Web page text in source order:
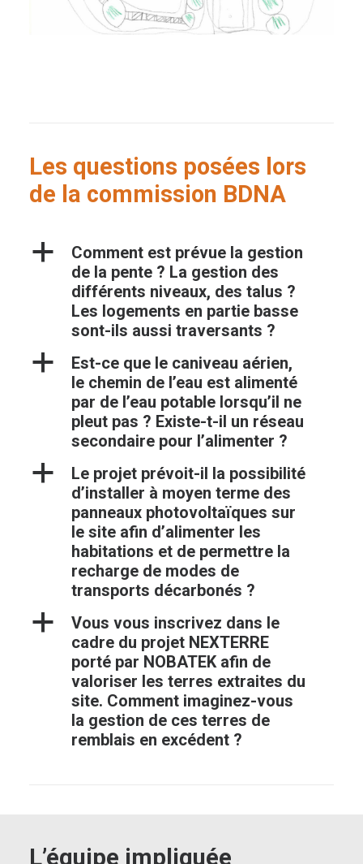
Les questions posées lors
de la commission BDNA
a
Comment est prévue la gestion
de la pente ? La gestion des
différents niveaux, des talus ?
Les logements en partie basse
sont-ils aussi traversants ?
a
Est-ce que le caniveau aérien,
le chemin de l’eau est alimenté
par de l’eau potable lorsqu’il ne
pleut pas ? Existe-t-il un réseau
secondaire pour l’alimenter ?
a
Le projet prévoit-il la possibilité
d’installer à moyen terme des
panneaux photovoltaïques sur
le site afin d’alimenter les
habitations et de permettre la
recharge de modes de
transports décarbonés ?
a
Vous vous inscrivez dans le
cadre du projet NEXTERRE
porté par NOBATEK afin de
valoriser les terres extraites du
site. Comment imaginez-vous
la gestion de ces terres de
remblais en excédent ?
L’équipe impliquée